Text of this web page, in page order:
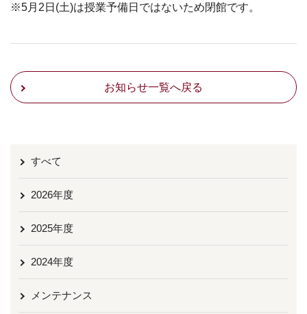
※5月2日(土)は授業予備日ではないため閉館です。
お知らせ一覧へ戻る
すべて
2026年度
2025年度
2024年度
メンテナンス